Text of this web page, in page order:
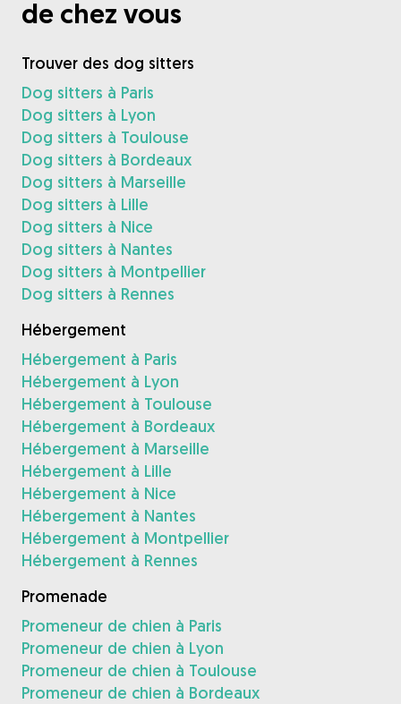
de chez vous
Trouver des dog sitters
Dog sitters à Paris
Dog sitters à Lyon
Dog sitters à Toulouse
Dog sitters à Bordeaux
Dog sitters à Marseille
Dog sitters à Lille
Dog sitters à Nice
Dog sitters à Nantes
Dog sitters à Montpellier
Dog sitters à Rennes
Hébergement
Hébergement à Paris
Hébergement à Lyon
Hébergement à Toulouse
Hébergement à Bordeaux
Hébergement à Marseille
Hébergement à Lille
Hébergement à Nice
Hébergement à Nantes
Hébergement à Montpellier
Hébergement à Rennes
Promenade
Promeneur de chien à Paris
Promeneur de chien à Lyon
Promeneur de chien à Toulouse
Promeneur de chien à Bordeaux